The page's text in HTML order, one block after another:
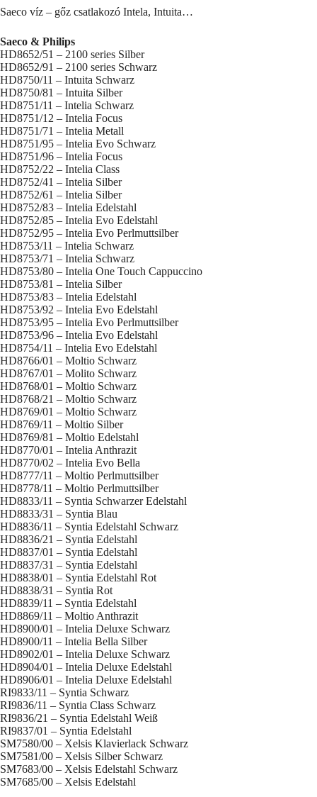
Saeco víz – gőz csatlakozó Intela, Intuita…
Saeco & Philips
HD8652/51 – 2100 series Silber
HD8652/91 – 2100 series Schwarz
HD8750/11 – Intuita Schwarz
HD8750/81 – Intuita Silber
HD8751/11 – Intelia Schwarz
HD8751/12 – Intelia Focus
HD8751/71 – Intelia Metall
HD8751/95 – Intelia Evo Schwarz
HD8751/96 – Intelia Focus
HD8752/22 – Intelia Class
HD8752/41 – Intelia Silber
HD8752/61 – Intelia Silber
HD8752/83 – Intelia Edelstahl
HD8752/85 – Intelia Evo Edelstahl
HD8752/95 – Intelia Evo Perlmuttsilber
HD8753/11 – Intelia Schwarz
HD8753/71 – Intelia Schwarz
HD8753/80 – Intelia One Touch Cappuccino
HD8753/81 – Intelia Silber
HD8753/83 – Intelia Edelstahl
HD8753/92 – Intelia Evo Edelstahl
HD8753/95 – Intelia Evo Perlmuttsilber
HD8753/96 – Intelia Evo Edelstahl
HD8754/11 – Intelia Evo Edelstahl
HD8766/01 – Moltio Schwarz
HD8767/01 – Molito Schwarz
HD8768/01 – Moltio Schwarz
HD8768/21 – Moltio Schwarz
HD8769/01 – Moltio Schwarz
HD8769/11 – Moltio Silber
HD8769/81 – Moltio Edelstahl
HD8770/01 – Intelia Anthrazit
HD8770/02 – Intelia Evo Bella
HD8777/11 – Moltio Perlmuttsilber
HD8778/11 – Moltio Perlmuttsilber
HD8833/11 – Syntia Schwarzer Edelstahl
HD8833/31 – Syntia Blau
HD8836/11 – Syntia Edelstahl Schwarz
HD8836/21 – Syntia Edelstahl
HD8837/01 – Syntia Edelstahl
HD8837/31 – Syntia Edelstahl
HD8838/01 – Syntia Edelstahl Rot
HD8838/31 – Syntia Rot
HD8839/11 – Syntia Edelstahl
HD8869/11 – Moltio Anthrazit
HD8900/01 – Intelia Deluxe Schwarz
HD8900/11 – Intelia Bella Silber
HD8902/01 – Intelia Deluxe Schwarz
HD8904/01 – Intelia Deluxe Edelstahl
HD8906/01 – Intelia Deluxe Edelstahl
RI9833/11 – Syntia Schwarz
RI9836/11 – Syntia Class Schwarz
RI9836/21 – Syntia Edelstahl Weiß
RI9837/01 – Syntia Edelstahl
SM7580/00 – Xelsis Klavierlack Schwarz
SM7581/00 – Xelsis Silber Schwarz
SM7683/00 – Xelsis Edelstahl Schwarz
SM7685/00 – Xelsis Edelstahl